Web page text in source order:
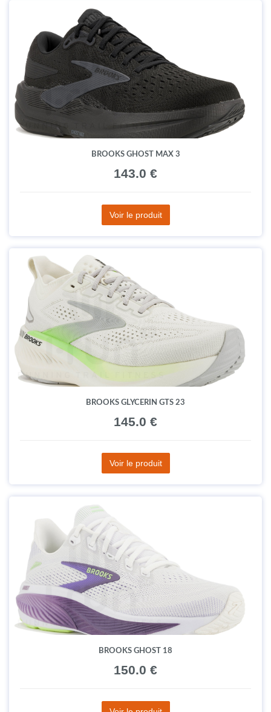
BROOKS GHOST MAX 3
143.0 €
Voir le produit
BROOKS GLYCERIN GTS 23
145.0 €
Voir le produit
BROOKS GHOST 18
150.0 €